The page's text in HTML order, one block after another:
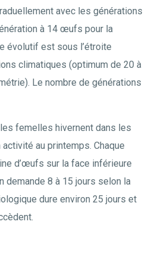
avec les générations
à 14 œufs pour la
évolutif est sous l’étroite
climatiques (optimum de 20 à
Le nombre de générations
femelles hivernent dans les
au printemps. Chaque
d’œufs sur la face inférieure
demande 8 à 15 jours selon la
dure environ 25 jours et